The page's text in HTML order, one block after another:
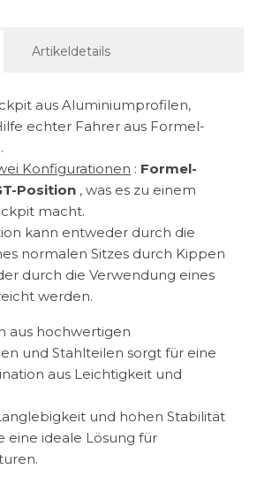
Artikeldetails
aus Aluminiumprofilen,
echter Fahrer aus Formel-
Konfigurationen : Formel-
Position , was es zu einem
macht.
kann entweder durch die
normalen Sitzes durch Kippen
durch die Verwendung eines
werden.
aus hochwertigen
und Stahlteilen sorgt für eine
aus Leichtigkeit und
und hohen Stabilität
eine ideale Lösung für